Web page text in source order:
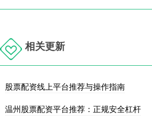
相关更新
股票配资线上平台推荐与操作指南
温州股票配资平台推荐：正规安全杠杆